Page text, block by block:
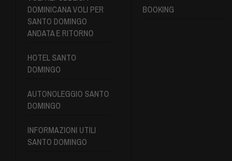
DOMINICANA VOLI PER
SANTO DOMINGO
ANDATA E RITORNO
HOTEL SANTO
DOMINGO
AUTONOLEGGIO SANTO
DOMINGO
INFORMAZIONI UTILI
SANTO DOMINGO
BOOKING